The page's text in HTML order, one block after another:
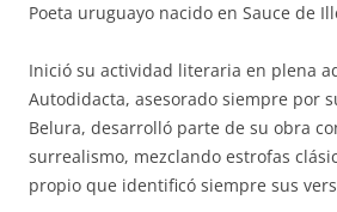
Poeta uruguayo nacido en Sauce de
Inició su actividad literaria en plena
Autodidacta, asesorado siempre por
Belura, desarrolló parte de su obra
surrealismo, mezclando estrofas
propio que identificó siempre sus